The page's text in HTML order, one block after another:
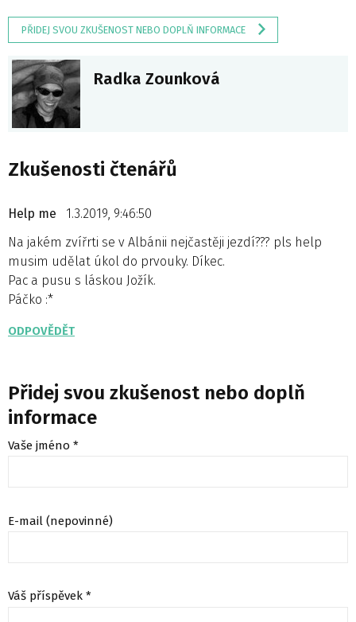
PŘIDEJ SVOU ZKUŠENOST NEBO DOPLŇ INFORMACE
Radka Zounková
Zkušenosti čtenářů
Help me
1.3.2019, 9:46:50
Na jakém zvířrti se v Albánii nejčastěji jezdí??? pls help
musim udělat úkol do prvouky. Díkec.
Pac a pusu s láskou Jožík.
Páčko :*
ODPOVĚDĚT
Přidej svou zkušenost nebo doplň
informace
Vaše jméno *
E-mail (nepovinné)
Váš příspěvek *